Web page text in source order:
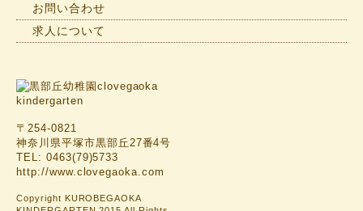
お問い合わせ
求人について
〒254-0821
神奈川県平塚市黒部丘27番4号
TEL: 0463(79)5733
http://www.clovegaoka.com
Copyright KUROBEGAOKA